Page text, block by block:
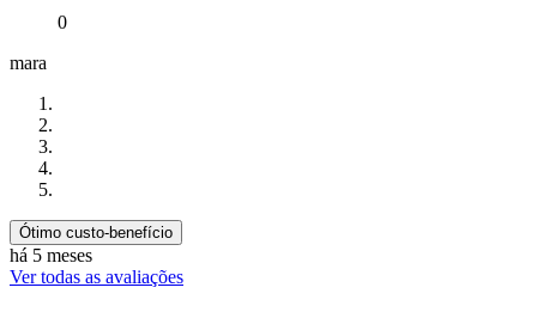
0
mara
Ótimo custo-benefício
há 5 meses
Ver todas as avaliações